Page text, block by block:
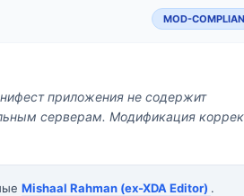
MOD-
приложения не содержит
серверам. Модификация
Mishaal Rahman (ex-XDA Editor) .